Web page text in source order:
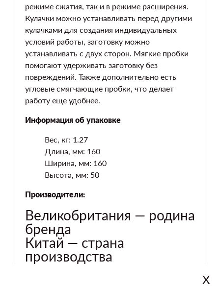
режиме сжатия, так и в режиме расширения.
Кулачки можно устанавливать перед другими
кулачками для создания индивидуальных
условий работы, заготовку можно
устанавливать с двух сторон. Мягкие пробки
помогают удерживать заготовку без
повреждений. Также дополнительно есть
угловые смягчающие пробки, что делает
работу еще удобнее.
Информация об упаковке
Вес, кг: 1.27
Длина, мм: 160
Ширина, мм: 160
Высота, мм: 50
Производители:
Великобритания — родина
бренда
Китай — страна
производства
Х